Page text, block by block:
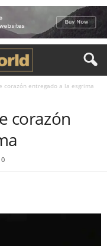
corazón entregado a la esgrima
corazón
0